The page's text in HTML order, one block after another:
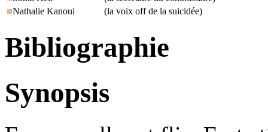
Nathalie Kanoui
(la voix off de la suicidée)
Bibliographie
Synopsis